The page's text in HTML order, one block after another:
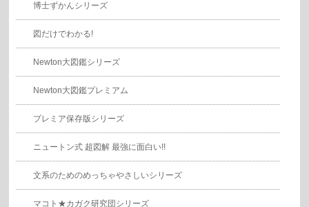
博士ずかんシリーズ
図だけでわかる!
Newton大図鑑シリーズ
Newton大図鑑プレミアム
プレミア保存版シリーズ
ニュートン式 超図解 最強に面白い!!
文系のためのめっちゃやさしいシリーズ
マコト★カガク研究団シリーズ